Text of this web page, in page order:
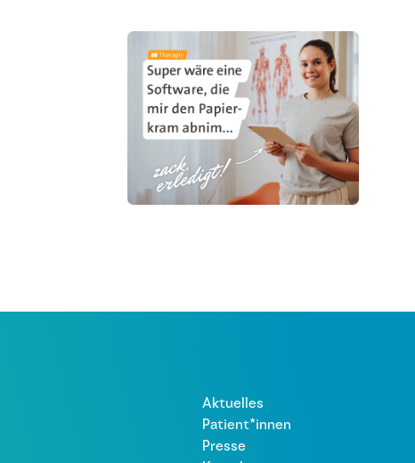
Aktuelles
Patient*innen
Presse